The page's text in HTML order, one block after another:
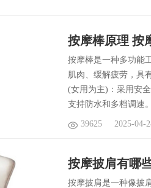
按摩棒原理 按
按摩棒是一种多功能
肌肉、缓解疲劳，具
(女用为主)：采用安
支持防水和多档调速
39625 2025-04-
按摩披肩有哪
按摩披肩是一种像披